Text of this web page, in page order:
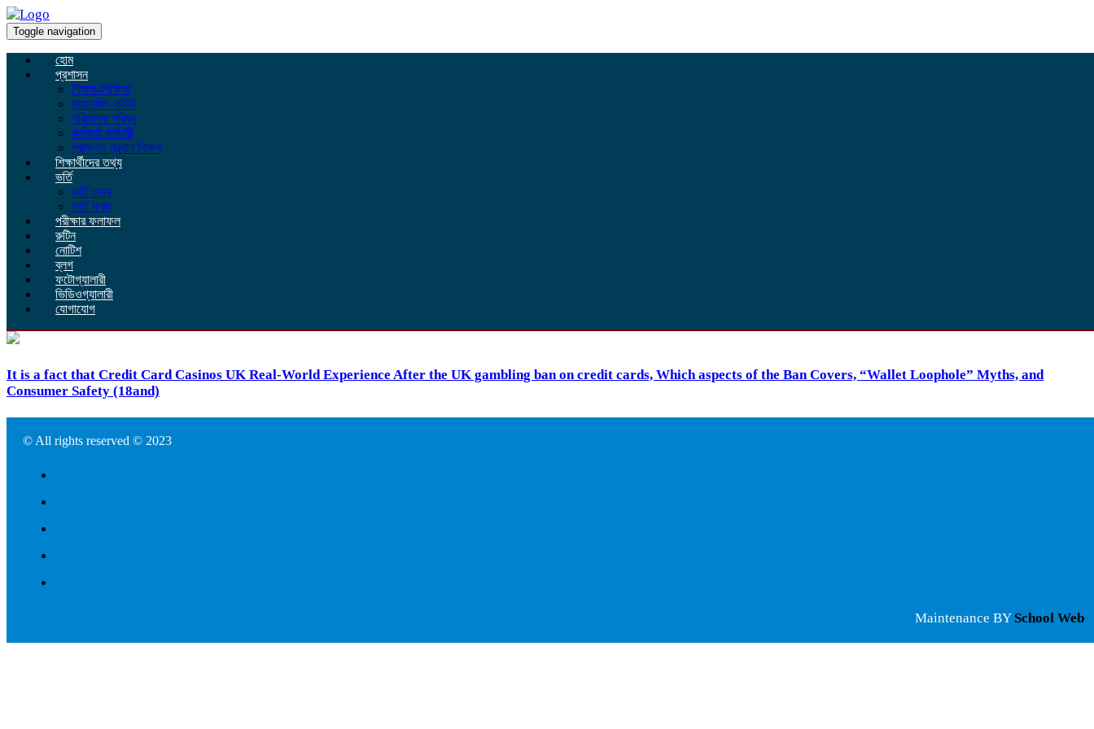
Toggle navigation
হোম
প্রশাসন
শিক্ষক-শিক্ষিকা
ম্যানেজিং কমিটি
পরিচালনা পরিষদ
কর্মকর্তা কর্মচারী
প্রাক্তন প্রধান শিক্ষক
শিক্ষার্থীদের তথ্য
ভর্তি
ভর্তি তথ্য
ভর্তি ফরম
পরীক্ষার ফলাফল
রুটিন
নোটিশ
ব্লগ
ফটোগ্যালারী
ভিডিওগ্যালারী
যোগাযোগ
It is a fact that Credit Card Casinos UK Real-World Experience After the UK gambling ban on credit cards, Which aspects of the Ban Covers, “Wallet Loophole” Myths, and
Consumer Safety (18and)
© All rights reserved © 2023
Maintenance BY School Web